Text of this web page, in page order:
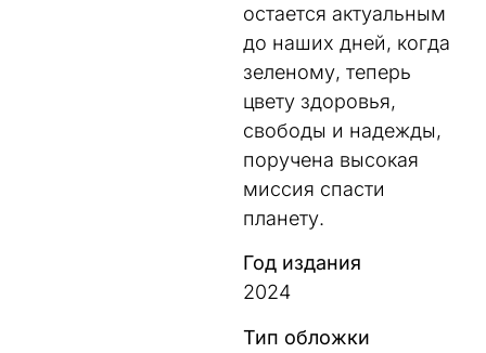
остается актуальным
до наших дней, когда
зеленому, теперь
цвету здоровья,
свободы и надежды,
поручена высокая
миссия спасти
планету.
Год издания
2024
Тип обложки